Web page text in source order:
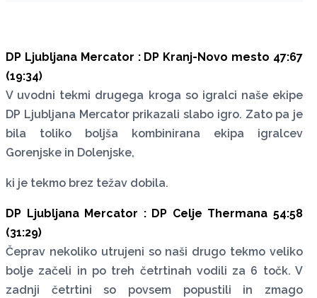
DP Ljubljana Mercator : DP Kranj-Novo mesto 47:67
(19:34)
V uvodni tekmi drugega kroga so igralci naše ekipe
DP Ljubljana Mercator prikazali slabo igro. Zato pa je
bila toliko boljša kombinirana ekipa igralcev
Gorenjske in Dolenjske,
ki je tekmo brez težav dobila.
DP Ljubljana Mercator : DP Celje Thermana 54:58
(31:29)
Čeprav nekoliko utrujeni so naši drugo tekmo veliko
bolje začeli in po treh četrtinah vodili za 6 točk. V
zadnji četrtini so povsem popustili in zmago